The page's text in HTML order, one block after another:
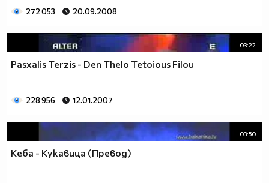
272 053 20.09.2008
03:22
Pasxalis Terzis - Den Thelo Tetoious Filou
228 956 12.01.2007
03:50
Кеба - Кукавица (Превод)